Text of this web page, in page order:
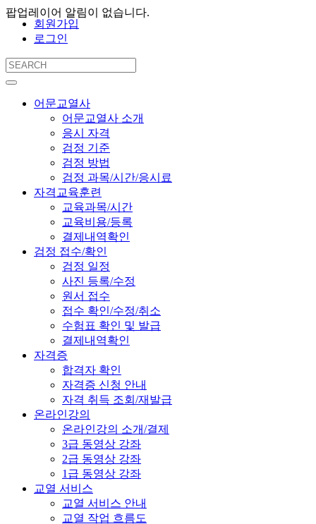
팝업레이어 알림이 없습니다.
회원가입
로그인
어문교열사
어문교열사 소개
응시 자격
검정 기준
검정 방법
검정 과목/시간/응시료
자격교육훈련
교육과목/시간
교육비용/등록
결제내역확인
검정 접수/확인
검정 일정
사진 등록/수정
원서 접수
접수 확인/수정/취소
수험표 확인 및 발급
결제내역확인
자격증
합격자 확인
자격증 신청 안내
자격 취득 조회/재발급
온라인강의
온라인강의 소개/결제
3급 동영상 강좌
2급 동영상 강좌
1급 동영상 강좌
교열 서비스
교열 서비스 안내
교열 작업 흐름도